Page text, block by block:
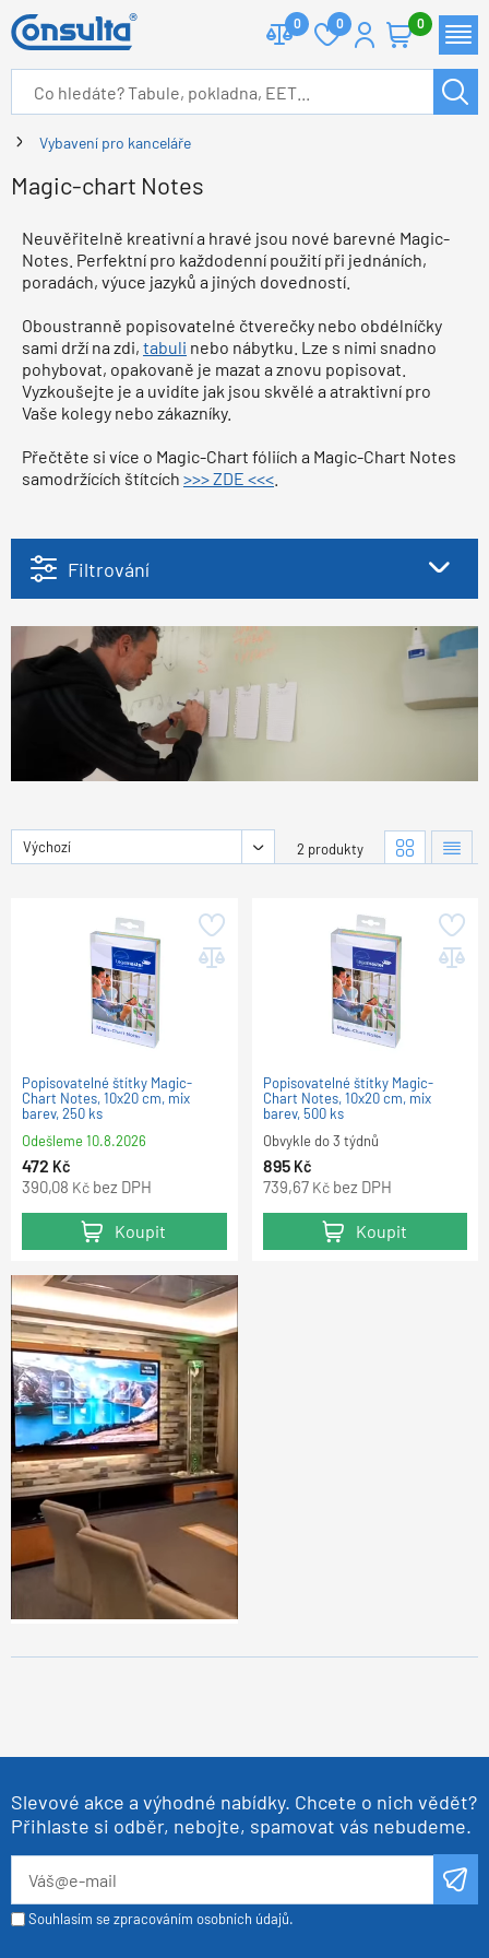
0 0 0
Vybavení pro kanceláře
Magic-chart Notes
Neuvěřitelně kreativní a hravé jsou nové barevné Magic-
Notes. Perfektní pro každodenní použití při jednáních,
poradách, výuce jazyků a jiných dovedností.
Oboustranně popisovatelné čtverečky nebo obdélníčky
sami drží na zdi, tabuli nebo nábytku. Lze s nimi snadno
pohybovat, opakovaně je mazat a znovu popisovat.
Vyzkoušejte je a uvidíte jak jsou skvělé a atraktivní pro
Vaše kolegy nebo zákazníky.
Přečtěte si více o Magic-Chart fóliích a Magic-Chart Notes
samodržících štítcích >>> ZDE <<<
Filtrování
Výchozí 2 produkty
Popisovatelné štítky Magic-
Chart Notes, 10x20 cm, mix
barev, 250 ks
Odešleme10.8.2026
472 Kč
390,08 Kč bez DPH
Koupit
Popisovatelné štítky Magic-
Chart Notes, 10x20 cm, mix
barev, 500 ks
Obvykle do 3 týdnů
895 Kč
739,67 Kč bez DPH
Koupit
Slevové akce a výhodné nabídky. Chcete o nich vědět?
Přihlaste si odběr, nebojte, spamovat vás nebudeme.
Souhlasím se zpracováním osobních údajů.